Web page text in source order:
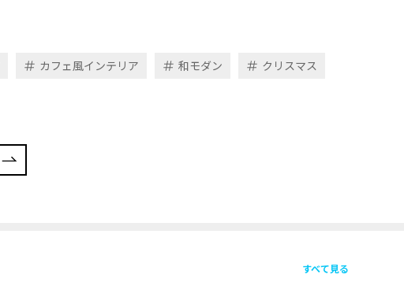
カフェ風インテリア 和モダン クリスマス
すべて見る